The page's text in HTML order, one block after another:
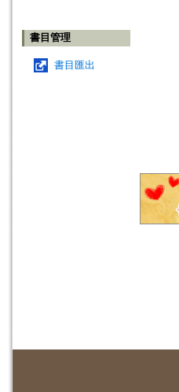
書目管理
書目匯出